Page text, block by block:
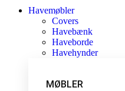
Havemøbler
Covers
Havebænk
Haveborde
Havehynder
MØBLER